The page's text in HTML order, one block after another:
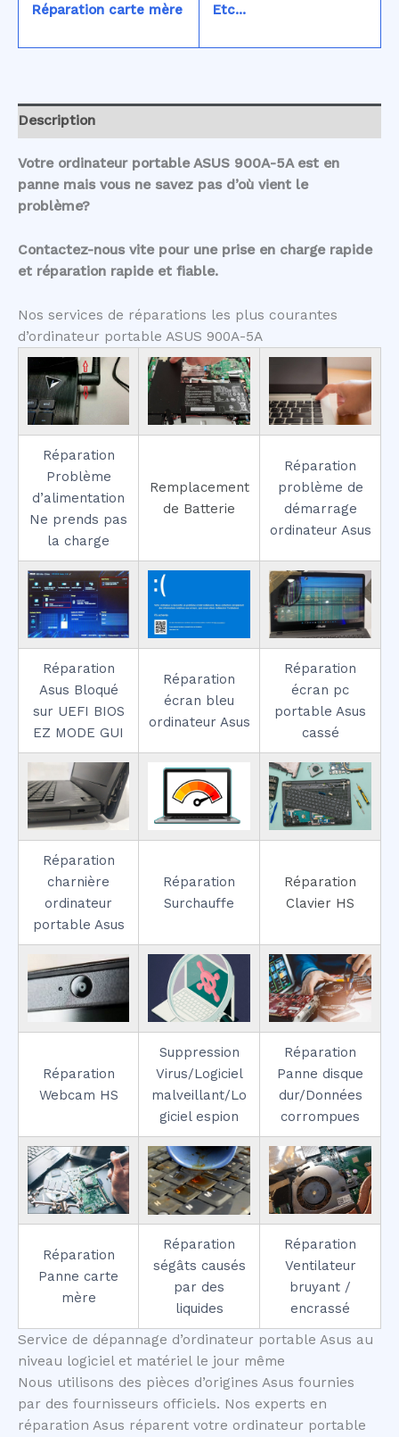
Réparation carte mère
Etc...
Description
Votre ordinateur portable ASUS 900A-5A est en
panne mais vous ne savez pas d’où vient le
problème?
Contactez-nous vite pour une prise en charge rapide
et réparation rapide et fiable.
Nos services de réparations les plus courantes
d’ordinateur portable ASUS 900A-5A
Réparation
Problème
d’alimentation
Ne prends pas
la charge
Remplacement
de Batterie
Réparation
problème de
démarrage
ordinateur Asus
Réparation
Asus Bloqué
sur UEFI BIOS
EZ MODE GUI
Réparation
écran bleu
ordinateur Asus
Réparation
écran pc
portable Asus
cassé
Réparation
charnière
ordinateur
portable Asus
Réparation
Surchauffe
Réparation
Clavier HS
Réparation
Webcam HS
Suppression
Virus/Logiciel
malveillant/Lo
giciel espion
Réparation
Panne disque
dur/Données
corrompues
Réparation
Panne carte
mère
Réparation
ségâts causés
par des
liquides
Réparation
Ventilateur
bruyant /
encrassé
Service de dépannage d’ordinateur portable Asus au
niveau logiciel et matériel le jour même
Nous utilisons des pièces d’origines Asus fournies
par des fournisseurs officiels. Nos experts en
réparation Asus réparent votre ordinateur portable